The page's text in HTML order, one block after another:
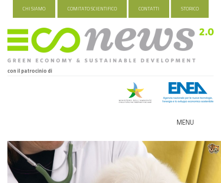
CHI SIAMO COMITATO SCIENTIFICO CONTATTI STORICO
con il patrocinio di
MENU
ECO-NOMY
INDUSTRIA VERDE